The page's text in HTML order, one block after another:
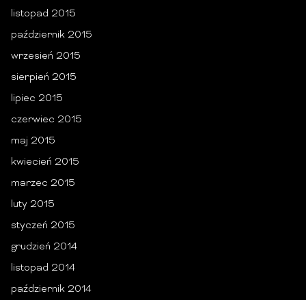
listopad 2015
październik 2015
wrzesień 2015
sierpień 2015
lipiec 2015
czerwiec 2015
maj 2015
kwiecień 2015
marzec 2015
luty 2015
styczeń 2015
grudzień 2014
listopad 2014
październik 2014